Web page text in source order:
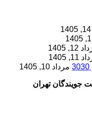
12, 1405
1405
مرداد 10, 1405
تهران